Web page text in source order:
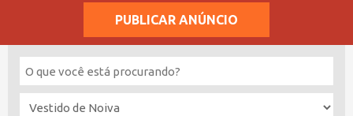
PUBLICAR ANÚNCIO